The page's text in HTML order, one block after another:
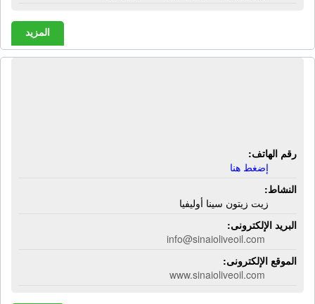
المزيد
رقم الهاتف:
إضغط هنا
النشاط:
زيت زيتون سينا أوليفيا
البريد الإلكترونى:
info@sinaioliveoil.com
الموقع الإلكترونى:
www.sinaioliveoil.com